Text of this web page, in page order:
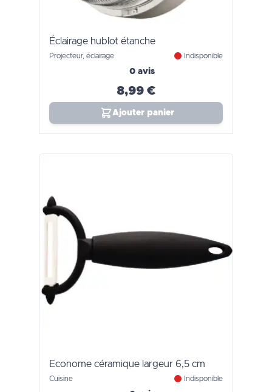
Éclairage hublot étanche
Projecteur, éclairage Indisponible
0 avis
8,99 €
Ajouter panier
Econome céramique largeur 6,5 cm
Cuisine Indisponible